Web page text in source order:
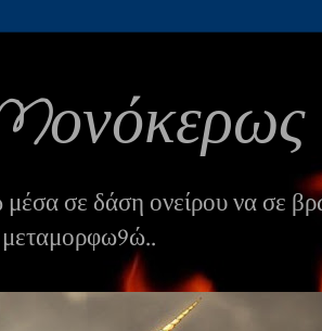
σε δάση ονείρου να σε
μεταμορφω9ώ..